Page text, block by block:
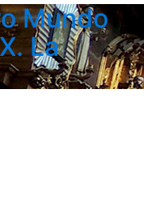
Mundo
La